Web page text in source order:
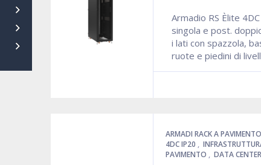
Armadio RS Èlite
singola e post.
i lati con spazzola,
ruote e piedini di
ARMADI RACK A
4DC IP20,
PAVIMENTO,DATA CENTER